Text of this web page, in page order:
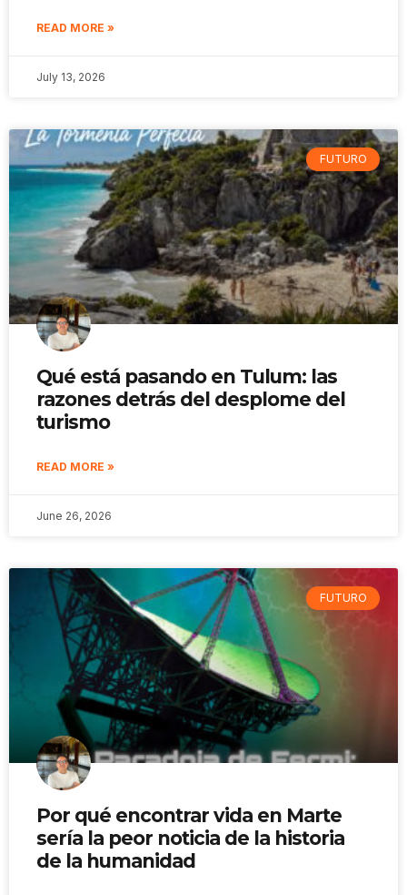
READ MORE »
July 13, 2026
FUTURO
Qué está pasando en Tulum: las
razones detrás del desplome del
turismo
READ MORE »
June 26, 2026
FUTURO
Por qué encontrar vida en Marte
sería la peor noticia de la historia
de la humanidad